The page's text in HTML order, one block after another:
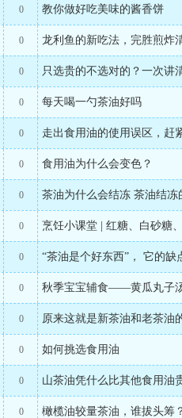
0 教你做好吃美味的酱香饼
0 龙利鱼的新吃法，完胜煎炸
0 只选贵的不选对的？一次讲
0 每天喝一勺茶油好吗
0 走出食用油的使用误区，赶
0 食用油为什么会变色？
0 茶油为什么会结冻 茶油结冻
0 烹饪小课堂 | 红糖、白砂糖
0 “茶油是个好东西”， 它的
0 秋季宝宝辅食——黄瓜丸子
0 原来这就是新茶油和老茶油
0 如何挑选食用油
0 山茶油凭什么比其他食用油
0 橄榄油较量茶油，谁拔头筹